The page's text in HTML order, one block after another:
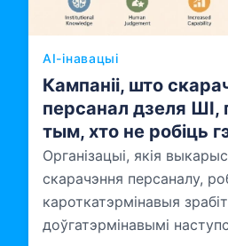
AI-інавацыі
Кампаніі, што
персанал дзеля ШІ,
тым, хто не робіць
Організацыі, якія
скарачэння персаналу,
кароткатэрмінавыя
доўгатэрмінавымі